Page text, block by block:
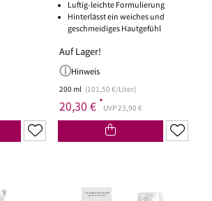
Luftig-leichte Formulierung
Hinterlässt ein weiches und
geschmeidiges Hautgefühl
Auf Lager!
Hinweis
200 ml (101,50 €/Liter)
20,30 € *UVP 23,90 €